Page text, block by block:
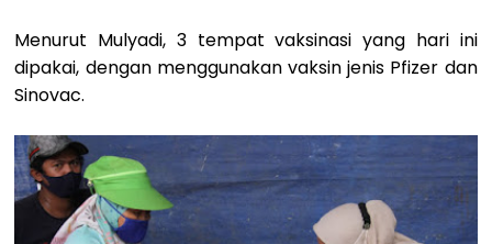
Menurut Mulyadi, 3 tempat vaksinasi yang hari ini
dipakai, dengan menggunakan vaksin jenis Pfizer dan
Sinovac.